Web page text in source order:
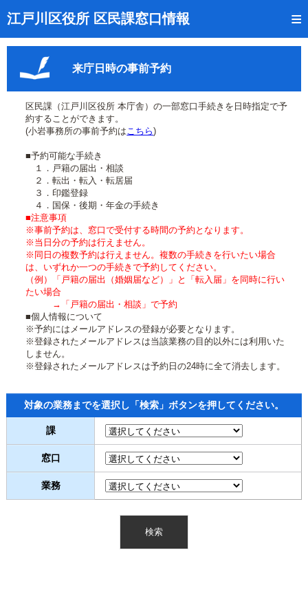
江戸川区役所 区民課窓口情報
トップページ
受付番号の呼出状況確認
証明書の交付状況確認
呼出状況のメール通知登録
来庁日時の事前予約
事前予約の確認・取消
混雑予想カレンダー
本サイトのご利用案内
来庁日時の事前予約
区民課（江戸川区役所 本庁舎）の一部窓口手続きを日時指定で予
約することができます。
(小岩事務所の事前予約はこちら)
■予約可能な手続き
１．戸籍の届出・相談
２．転出・転入・転居届
３．印鑑登録
４．国保・後期・年金の手続き
■注意事項
※事前予約は、窓口で受付する時間の予約となります。
※当日分の予約は行えません。
※同日の複数予約は行えません。複数の手続きを行いたい場合
は、いずれか一つの手続きで予約してください。
（例）「戸籍の届出（婚姻届など）」と「転入届」を同時に行い
たい場合
→「戸籍の届出・相談」で予約
■個人情報について
※予約にはメールアドレスの登録が必要となります。
※登録されたメールアドレスは当該業務の目的以外には利用いた
しません。
※登録されたメールアドレスは予約日の24時に全て消去します。
対象の業務までを選択し「検索」ボタンを押してください。
課
窓口
業務